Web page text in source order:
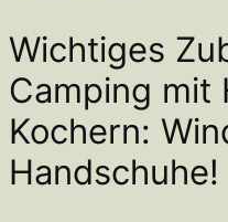
Wichtiges
Camping mit
Kochern:
Handschuhe!